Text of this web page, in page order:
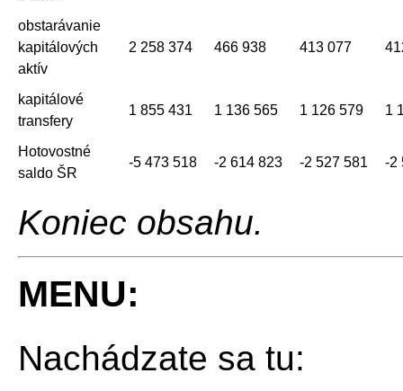
obstarávanie
kapitálových
aktív
2 258 374 466 938 413 077
kapitálové
transfery
1 855 431 1 136 565 1 126 579 1
Hotovostné
saldo ŠR
-5 473 518 -2 614 823 -2 527 581 -2
Koniec obsahu.
MENU:
Nachádzate sa tu: